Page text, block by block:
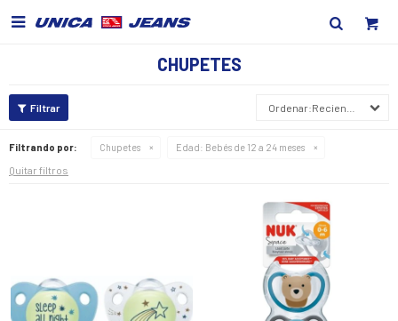

CHUPETES
Recientes
Filtrando por: Chupetes Edad: Bebés de 12 a 24 meses
Quitar filtros